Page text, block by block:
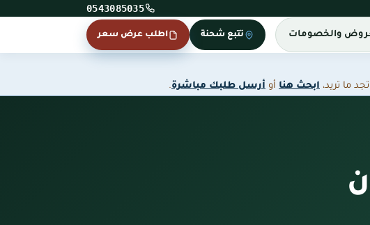
0543085035
والخصومات تتبع شحنة اطلب عرض سعر
ما تريد، ابحث هنا أو أرسل طلبك مباشرة.